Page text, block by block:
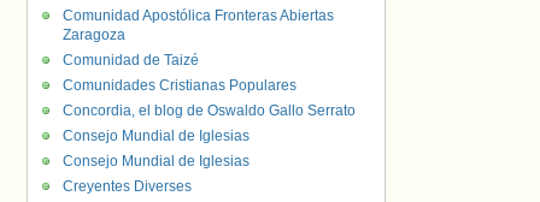
Comunidad Apostólica Fronteras Abiertas
Zaragoza
Comunidad de Taizé
Comunidades Cristianas Populares
Concordia, el blog de Oswaldo Gallo Serrato
Consejo Mundial de Iglesias
Consejo Mundial de Iglesias
Creyentes Diverses